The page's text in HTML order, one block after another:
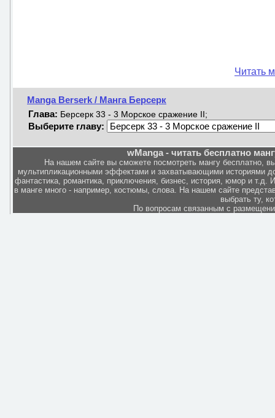
Читать
Manga Berserk / Манга Берсерк
Глава: Берсерк 33 - 3 Морское сражение II;
Выберите главу:
wManga - читать бесплатно
На нашем сайте вы сможете посмотреть мангу бесплатно,
мультипликационными эффектами и захватывающими историями
фантастика, романтика, приключения, бизнес, история, юмор и
в манге много - например, костюмы, слова. На нашем сайте
выбрать ту,
По вопросам связанным с